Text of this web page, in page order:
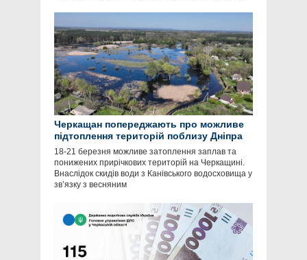
Черкащан попереджають про можливе
підтоплення територій поблизу Дніпра
18-21 березня можливе затоплення заплав та
понижених прирічкових територій на Черкащині.
Внаслідок скидів води з Канівського водосховища у
зв’язку з весняним